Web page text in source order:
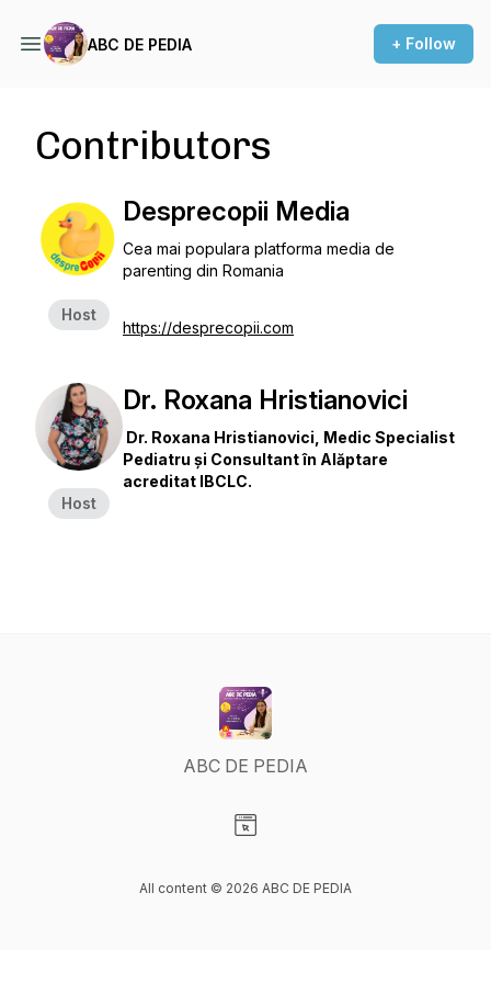
ABC DE PEDIA + Follow
Contributors
Host
Desprecopii Media
Cea mai populara platforma media de
parenting din Romania
https://desprecopii.com
Host
Dr. Roxana Hristianovici
Dr. Roxana Hristianovici, Medic Specialist
Pediatru și Consultant în Alăptare
acreditat IBCLC.
ABC DE PEDIA
All content © 2026 ABC DE PEDIA